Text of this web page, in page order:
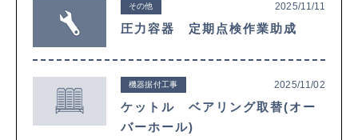
その他 2025/11/11
圧力容器 定期点検作業助成
機器据付工事 2025/11/02
ケットル ベアリング取替(オー
バーホール)